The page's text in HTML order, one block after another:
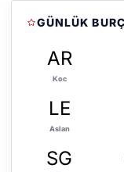
GÜNLÜK
AR
Koc
LE
Aslan
SG